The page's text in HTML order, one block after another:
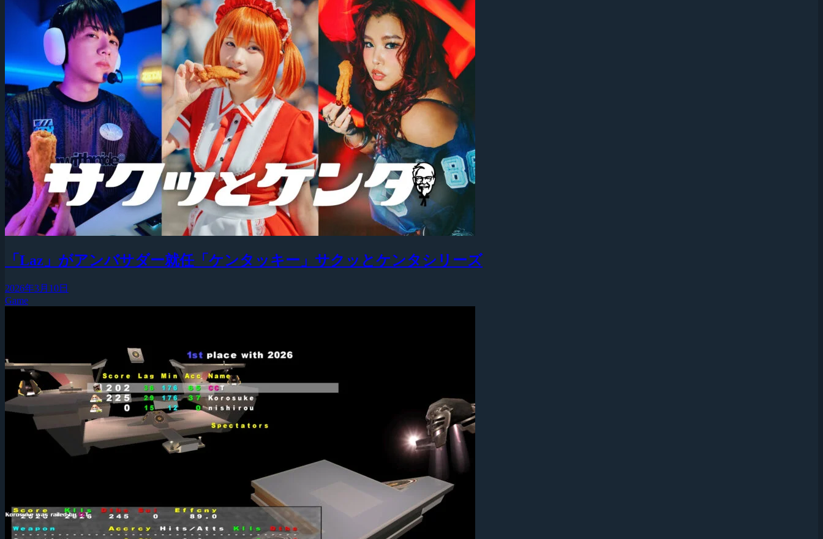
「Laz」がアンバサダー就任「ケンタッキー」サクッとケンタシリーズ
2026年3月10日
Game